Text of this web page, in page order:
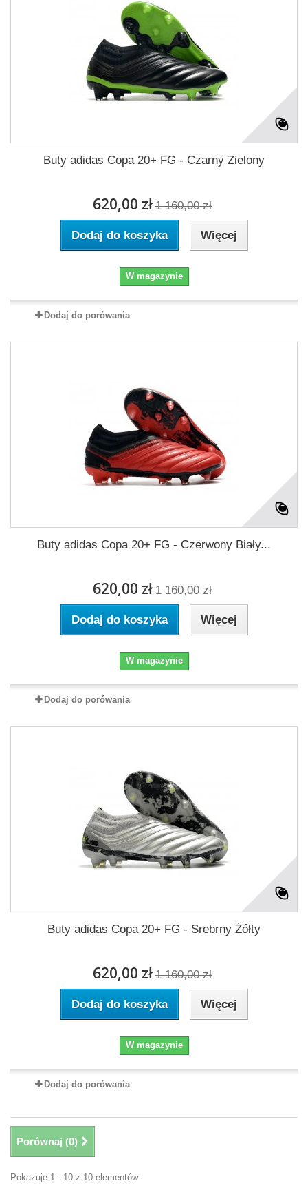
Buty adidas Copa 20+ FG - Czarny Zielony
620,00 zł 1 160,00 zł
Dodaj do koszyka Więcej
W magazynie
Dodaj do porówania
Buty adidas Copa 20+ FG - Czerwony Biały...
620,00 zł 1 160,00 zł
Dodaj do koszyka Więcej
W magazynie
Dodaj do porówania
Buty adidas Copa 20+ FG - Srebrny Żółty
620,00 zł 1 160,00 zł
Dodaj do koszyka Więcej
W magazynie
Dodaj do porówania
Porównaj (0)
Pokazuje 1 - 10 z 10 elementów